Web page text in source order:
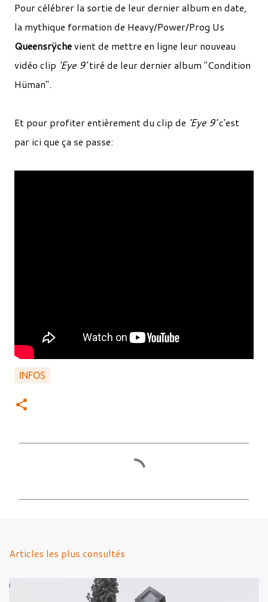
Pour célébrer la sortie de leur dernier album en date,
la mythique formation de Heavy/Power/Prog Us
Queensrÿchevient de mettre en ligne leur nouveau
vidéo clip 'Eye 9'tiré de leur dernier album "Condition
Hüman".
Et pour profiter entièrement du clip de 'Eye 9'c'est
par ici que ça se passe:
INFOS
Articles les plus consultés